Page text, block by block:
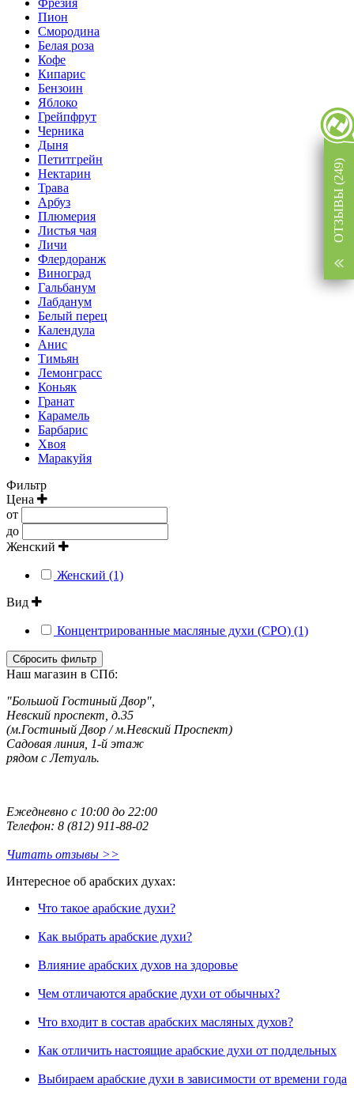
Пион
Смородина
Белая роза
Кофе
Кипарис
Бензоин
Яблоко
Грейпфрут
Черника
Дыня
Петитгрейн
Нектарин
Трава
Арбуз
Плюмерия
Листья чая
Личи
Флердоранж
Виноград
Гальбанум
Лабданум
Белый перец
Календула
Анис
Тимьян
Лемонграсс
Коньяк
Гранат
Карамель
Барбарис
Хвоя
Маракуйя
Фильтр
Цена
от
до
Женский
Женский (1)
Вид
Концентрированные масляные духи (CPO) (1)
Сбросить фильтр
Наш магазин в СПб:
"Большой Гостиный Двор",
Невский проспект, д.35
(м.Гостиный Двор / м.Невский Проспект)
Садовая линия, 1-й этаж
рядом с Летуаль.
Ежедневно с 10:00 до 22:00
Телефон: 8 (812) 911-88-02
Читать отзывы >>
Интересное об арабских духах:
Что такое арабские духи?
Как выбрать арабские духи?
Влияние арабских духов на здоровье
Чем отличаются арабские духи от обычных?
Что входит в состав арабских масляных духов?
Как отличить настоящие арабские духи от поддельных
Выбираем арабские духи в зависимости от времени года
ОТЗЫВЫ (249)